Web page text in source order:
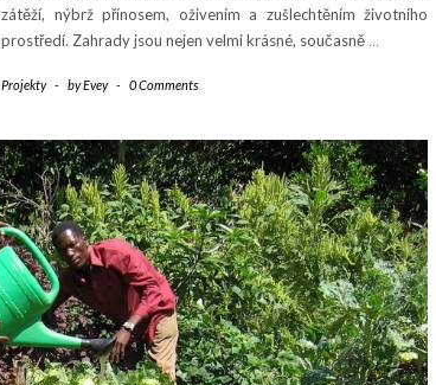
zátěží, nýbrž přínosem, oživením a zušlechtěním životního
prostředí. Zahrady jsou nejen velmi krásné, současně…
Projekty - byEvey - 0 Comments